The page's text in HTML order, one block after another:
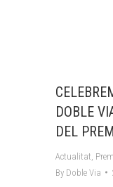
DOBLE
DEL
Actualitat
By Doble Via